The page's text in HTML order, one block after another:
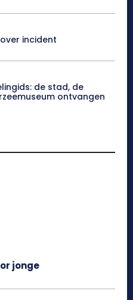
incident
de stad, de
ontvangen
jonge